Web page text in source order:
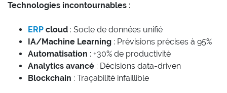
Technologies incontournables :
ERP cloud : Socle de données unifié
IA/Machine Learning : Prévisions précises à 95%
Automatisation : +30% de productivité
Analytics avancé : Décisions data-driven
Blockchain : Traçabilité infaillible